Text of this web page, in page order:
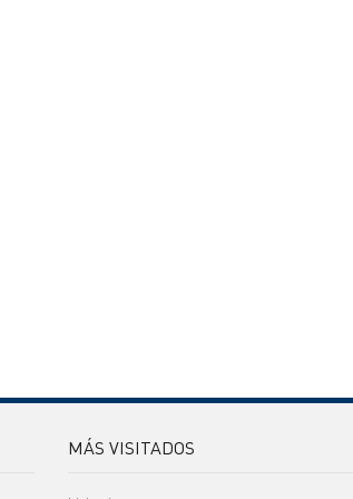
MÁS VISITADOS